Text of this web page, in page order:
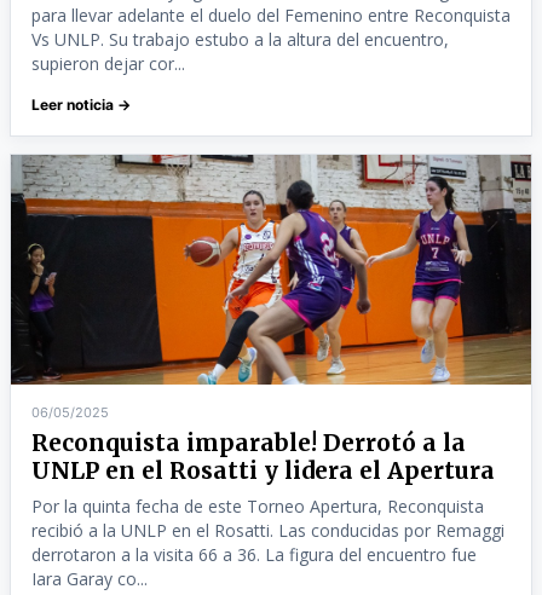
para llevar adelante el duelo del Femenino entre Reconquista
Vs UNLP. Su trabajo estubo a la altura del encuentro,
supieron dejar cor...
Leer noticia →
06/05/2025
Reconquista imparable! Derrotó a la
UNLP en el Rosatti y lidera el Apertura
Por la quinta fecha de este Torneo Apertura, Reconquista
recibió a la UNLP en el Rosatti. Las conducidas por Remaggi
derrotaron a la visita 66 a 36. La figura del encuentro fue
Iara Garay co...